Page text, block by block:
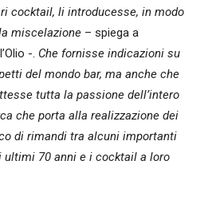
cocktail, li introducesse, in modo
miscelazione – spiega a
-. Che fornisse indicazioni su
del mondo bar, ma anche che
tutta la passione dell’intero
che porta alla realizzazione dei
di rimandi tra alcuni importanti
70 anni e i cocktail a loro